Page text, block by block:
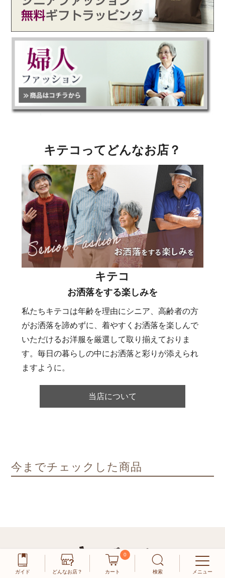
キテコってどんなお店？
キテコ
お洒落をする楽しみを
私たちキテコは年齢を理由にシニア、高齢者の方
がお洒落を諦めずに、着やすくお洒落を楽しんで
いただけるお洋服を厳選して取り揃えておりま
す。毎日の暮らしの中にお洒落と彩りが添えられ
ますように。
当店について
今までチェックした商品
ガイド どんなお店？ カート
0
検索 メニュー